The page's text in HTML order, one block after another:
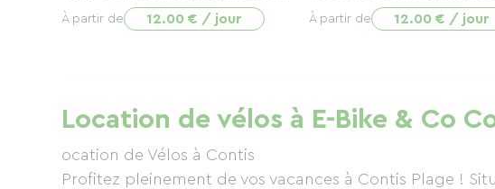
À partir de 12.00 € / jour À partir de 12.00 € / jour
Location de vélos à E-Bike & Co
ocation de Vélos à Contis
Profitez pleinement de vos vacances à Contis Plage !